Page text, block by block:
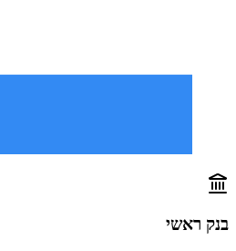
בנק ראשי